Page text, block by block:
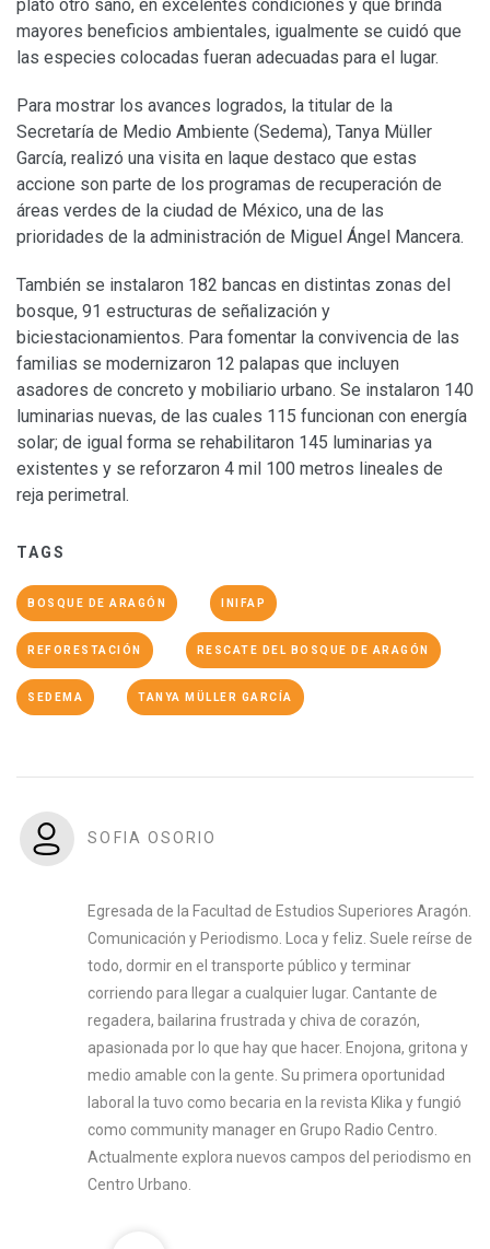
plató otro sano, en excelentes condiciones y que brinda
mayores beneficios ambientales, igualmente se cuidó que
las especies colocadas fueran adecuadas para el lugar.
Para mostrar los avances logrados, la titular de la
Secretaría de Medio Ambiente (Sedema), Tanya Müller
García, realizó una visita en laque destaco que estas
accione son parte de los programas de recuperación de
áreas verdes de la ciudad de México, una de las
prioridades de la administración de Miguel Ángel Mancera.
También se instalaron 182 bancas en distintas zonas del
bosque, 91 estructuras de señalización y
biciestacionamientos. Para fomentar la convivencia de las
familias se modernizaron 12 palapas que incluyen
asadores de concreto y mobiliario urbano. Se instalaron 140
luminarias nuevas, de las cuales 115 funcionan con energía
solar; de igual forma se rehabilitaron 145 luminarias ya
existentes y se reforzaron 4 mil 100 metros lineales de
reja perimetral.
TAGS
BOSQUE DE ARAGÓN INIFAP
REFORESTACIÓN RESCATE DEL BOSQUE DE ARAGÓN
SEDEMA TANYA MÜLLER GARCÍA
SOFIA OSORIO
Egresada de la Facultad de Estudios Superiores Aragón.
Comunicación y Periodismo. Loca y feliz. Suele reírse de
todo, dormir en el transporte público y terminar
corriendo para llegar a cualquier lugar. Cantante de
regadera, bailarina frustrada y chiva de corazón,
apasionada por lo que hay que hacer. Enojona, gritona y
medio amable con la gente. Su primera oportunidad
laboral la tuvo como becaria en la revista Klika y fungió
como community manager en Grupo Radio Centro.
Actualmente explora nuevos campos del periodismo en
Centro Urbano.